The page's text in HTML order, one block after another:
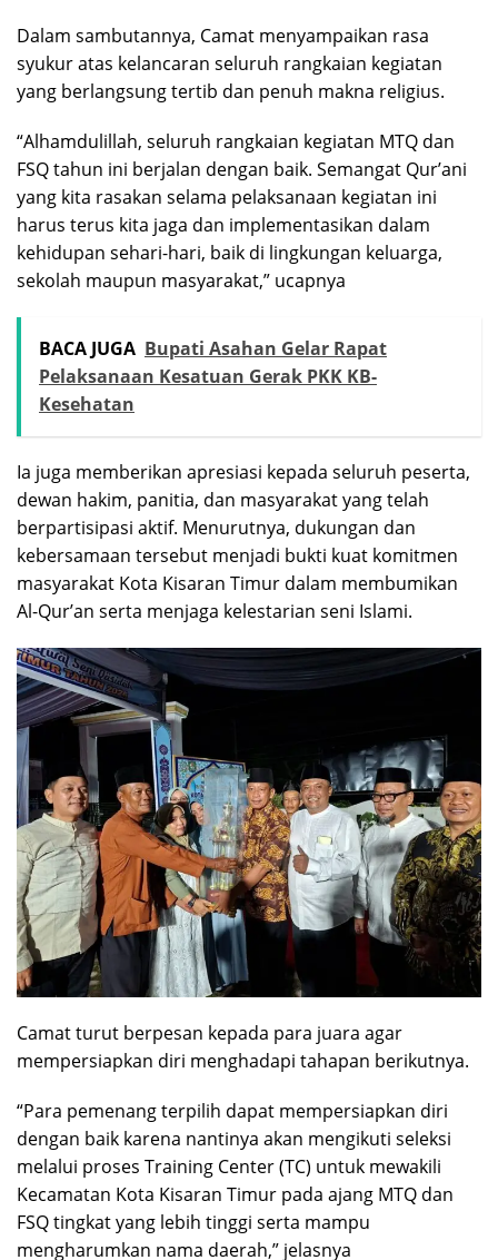
Dalam sambutannya, Camat menyampaikan rasa
syukur atas kelancaran seluruh rangkaian kegiatan
yang berlangsung tertib dan penuh makna religius.
“Alhamdulillah, seluruh rangkaian kegiatan MTQ dan
FSQ tahun ini berjalan dengan baik. Semangat Qur’ani
yang kita rasakan selama pelaksanaan kegiatan ini
harus terus kita jaga dan implementasikan dalam
kehidupan sehari-hari, baik di lingkungan keluarga,
sekolah maupun masyarakat,” ucapnya
BACA JUGA Bupati Asahan Gelar Rapat
Pelaksanaan Kesatuan Gerak PKK KB-
Kesehatan
Ia juga memberikan apresiasi kepada seluruh peserta,
dewan hakim, panitia, dan masyarakat yang telah
berpartisipasi aktif. Menurutnya, dukungan dan
kebersamaan tersebut menjadi bukti kuat komitmen
masyarakat Kota Kisaran Timur dalam membumikan
Al-Qur’an serta menjaga kelestarian seni Islami.
Camat turut berpesan kepada para juara agar
mempersiapkan diri menghadapi tahapan berikutnya.
“Para pemenang terpilih dapat mempersiapkan diri
dengan baik karena nantinya akan mengikuti seleksi
melalui proses Training Center (TC) untuk mewakili
Kecamatan Kota Kisaran Timur pada ajang MTQ dan
FSQ tingkat yang lebih tinggi serta mampu
mengharumkan nama daerah,” jelasnya